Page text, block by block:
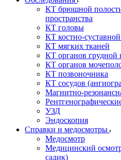
КТ брюшной
пространства
КТ головы
КТ костно-
КТ мягких тканей
КТ органов грудной
КТ органов
КТ позвоночника
КТ сосудов
Магнитно-
УЗД
Эндоскопия
Справки и медосмотры
Медосмотр
Медицинский
садик)